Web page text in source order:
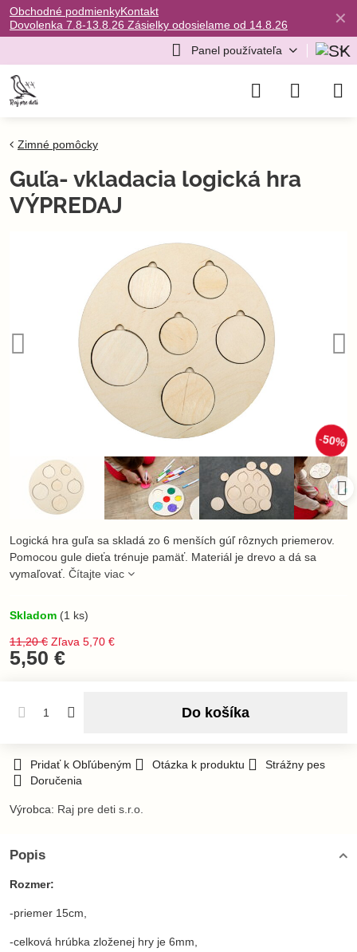
✕
Obchodné podmienkyKontakt
Dovolenka 7.8-13.8.26 Zásielky odosielame od 14.8.26
Panel používateľa
50%
Zimné pomôcky
Guľa- vkladacia logická hra
VÝPREDAJ
Logická hra guľa sa skladá zo 6 menších gúľ rôznych priemerov.
Pomocou gule dieťa trénuje pamäť. Materiál je drevo a dá sa
vymaľovať. Čítajte viac
Skladom (1 ks)
11,20 € Zľava 5,70 €
5,50 €
Do košíka
Pridať k Obľúbeným Otázka k produktu
Strážny pes
Doručenia
Výrobca: Raj pre deti s.r.o.
Popis
Rozmer:
-priemer 15cm,
-celková hrúbka zloženej hry je 6mm,